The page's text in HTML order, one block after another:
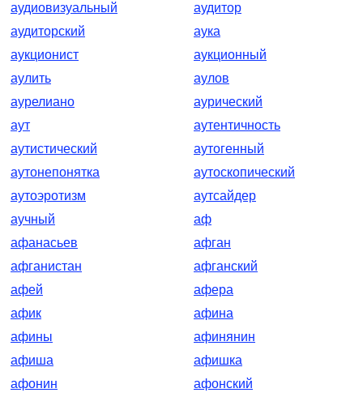
аудиовизуальный
аудитор
аудиторский
аука
аукционист
аукционный
аулить
аулов
аурелиано
аурический
аут
аутентичность
аутистический
аутогенный
аутонепонятка
аутоскопический
аутоэротизм
аутсайдер
аучный
аф
афанасьев
афган
афганистан
афганский
афей
афера
афик
афина
афины
афинянин
афиша
афишка
афонин
афонский